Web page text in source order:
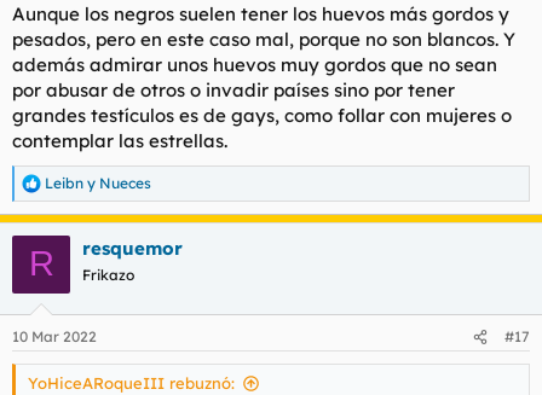
Aunque los negros suelen tener los huevos más gordos y
pesados, pero en este caso mal, porque no son blancos. Y
además admirar unos huevos muy gordos que no sean
por abusar de otros o invadir países sino por tener
grandes testículos es de gays, como follar con mujeres o
contemplar las estrellas.
R
e
a
e
s
Leibn y Nueces
R resquemor
Frikazo
10 Mar 2022 #17
YoHiceARoqueIII rebuznó: